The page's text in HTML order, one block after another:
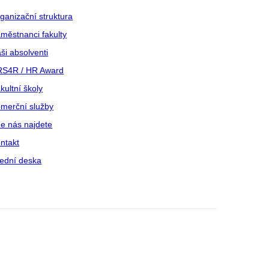
struktura
fakulty
absolventi
/ HR Award
školy
služby
nás najdete
deska